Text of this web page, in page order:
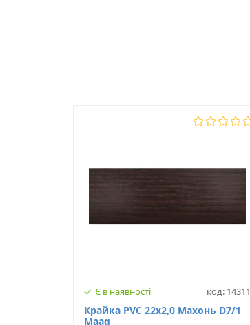
Модель
Є в наявності код: 14311
Крайка PVC 22х2,0 Махонь D7/1
Maag